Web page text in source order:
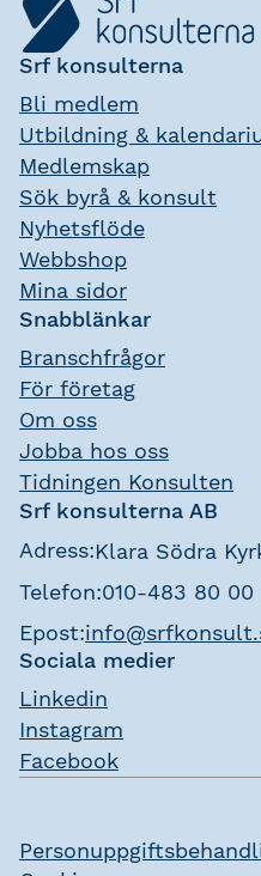
Srf konsulterna
Bli medlem
Utbildning &
Medlemskap
Sök byrå & konsult
Nyhetsflöde
Webbshop
Mina sidor
Snabblänkar
Branschfrågor
För företag
Om oss
Jobba hos oss
Tidningen Konsulten
Srf konsulterna AB
Adress:Klara Södra
Telefon:010-483 80 00
Epost:
Sociala medier
Linkedin
Instagram
Facebook